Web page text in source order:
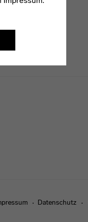
Datenschutz